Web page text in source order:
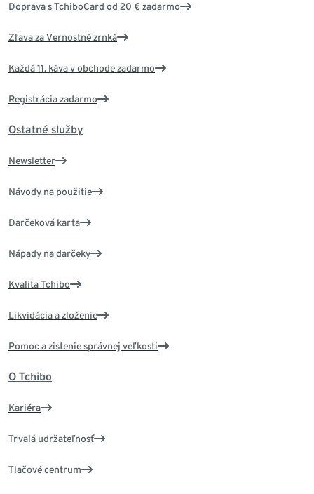
Doprava s TchiboCard od 20 € zadarmo
Zľava za Vernostné zrnká
Každá 11. káva v obchode zadarmo
Registrácia zadarmo
Ostatné služby
Newsletter
Návody na použitie
Darčeková karta
Nápady na darčeky
Kvalita Tchibo
Likvidácia a zloženie
Pomoc a zistenie správnej veľkosti
O Tchibo
Kariéra
Trvalá udržateľnosť
Tlačové centrum